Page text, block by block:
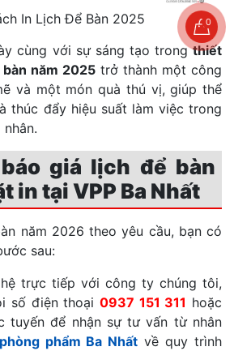
In Lịch Để Bàn 2025
cùng với sự sáng tạo trongthiết
năm 2025 trở thành một công
và một món quà thú vị, giúp thể
thúc đẩy hiệu suất làm việc trong
giá lịch để bàn
in tại VPP Ba Nhất
năm 2026 theo yêu cầu, bạn có
sau:
trực tiếp với công ty chúng tôi,
số điện thoại 0937 151 311 hoặc
tuyến để nhận sự tư vấn từ nhân
phẩm Ba Nhất về quy trình
0